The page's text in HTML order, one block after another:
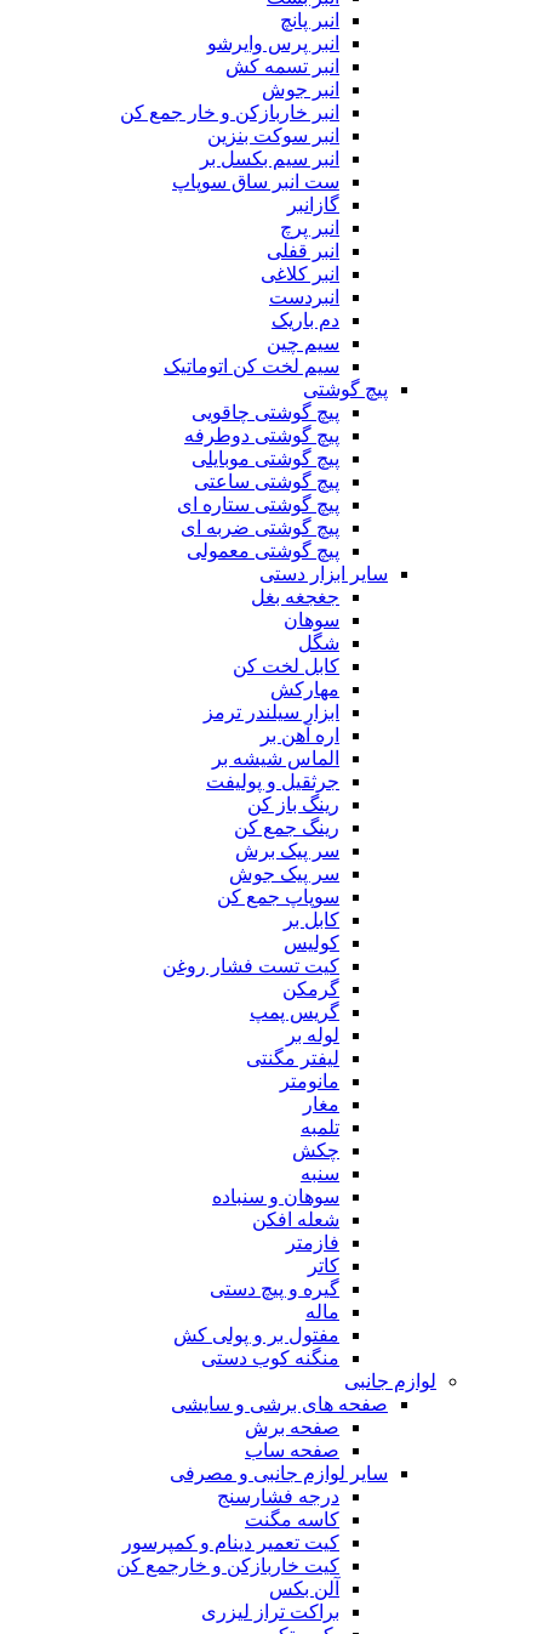
انبر پانچ
انبر پرس وایرشو
انبر تسمه کش
انبر جوش
انبر خاربازکن و خار جمع کن
انبر سوکت بنزین
انبر سیم بکسل بر
ست انبر ساق سوپاپ
گازانبر
انبر پرچ
انبر قفلی
انبر کلاغی
انبردست
دم باریک
سیم چین
سیم لخت کن اتوماتیک
پیچ گوشتی
پیچ گوشتی چاقویی
پیچ گوشتی دوطرفه
پیچ گوشتی موبایلی
پیچ گوشتی ساعتی
پیچ گوشتی ستاره ای
پیچ گوشتی ضربه ای
پیچ گوشتی معمولی
سایر ابزار دستی
جغجغه بغل
سوهان
شگل
کابل لخت کن
مهارکش
ابزار سیلندر ترمز
اره آهن بر
الماس شیشه بر
جرثقیل و پولیفت
رینگ باز کن
رینگ جمع کن
سر پیک برش
سر پیک جوش
سوپاپ جمع کن
کابل بر
کولیس
کیت تست فشار روغن
گرمکن
گریس پمپ
لوله بر
لیفتر مگنتی
مانومتر
مغار
تلمبه
چکش
سنبه
سوهان و سنباده
شعله افکن
فازمتر
کاتر
گیره و پیچ دستی
ماله
مفتول بر و پولی کش
منگنه کوب دستی
لوازم جانبی
صفحه های برشی و سایشی
صفحه برش
صفحه ساب
سایر لوازم جانبی و مصرفی
درجه فشارسنج
کاسه مگنت
کیت تعمیر دینام و کمپرسور
کیت خاربازکن و خارجمع کن
آلن بکس
براکت تراز لیزری